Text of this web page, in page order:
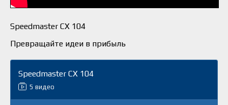
Speedmaster CX 104
5 видео
Speedmaster CX 104
Превращайте идеи в прибыль